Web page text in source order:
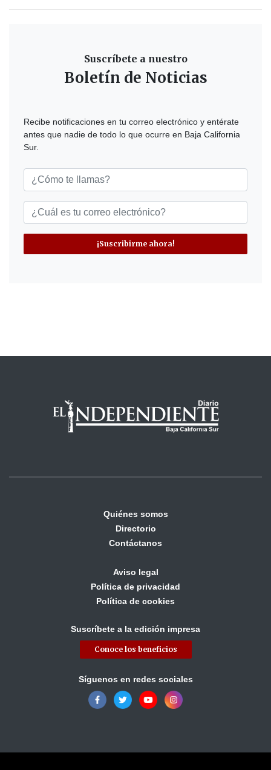
Suscríbete a nuestro
Boletín de Noticias
Recibe notificaciones en tu correo electrónico y entérate
antes que nadie de todo lo que ocurre en Baja California
Sur.
¡Suscribirme ahora!
Quiénes somos
Directorio
Contáctanos
Aviso legal
Política de privacidad
Política de cookies
Suscríbete a la edición impresa
Conoce los beneficios
Síguenos en redes sociales